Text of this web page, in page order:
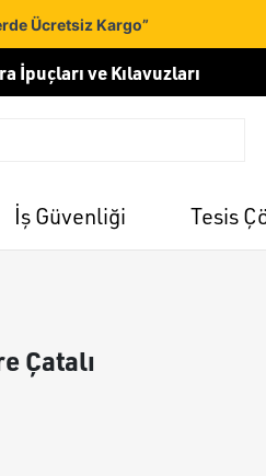
Ücretsiz Kargo”
İpuçları ve Kılavuzları
İş Güvenliği Tesis
Çatalı